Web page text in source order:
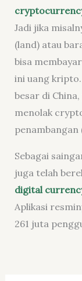
Jadi jika
(land) atau
bisa
ini uang
besar di
menolak
penambangan
Sebagai
juga telah
digital
Aplikasi
261 juta